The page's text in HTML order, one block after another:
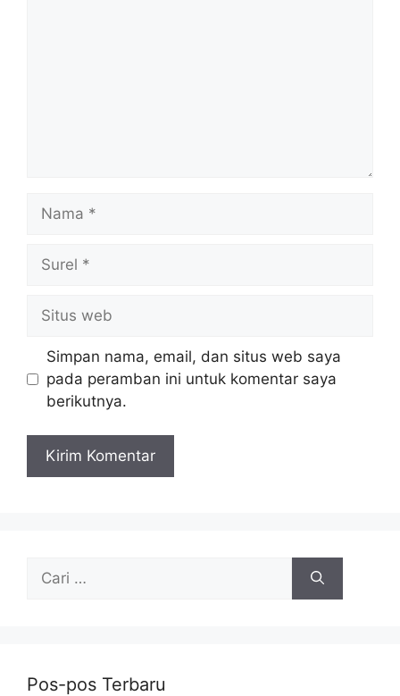
web
Simpan nama, email, dan situs web saya
pada peramban ini untuk komentar saya
berikutnya.
Cari
Pos-pos Terbaru